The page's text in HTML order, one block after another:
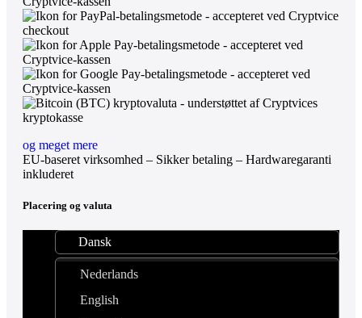
og meget mere
EU-baseret virksomhed – Sikker betaling – Hardwaregaranti
inkluderet
Placering og valuta
Dansk
Nederlands
English